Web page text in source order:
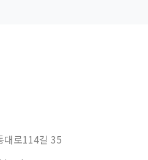
대로114길 35